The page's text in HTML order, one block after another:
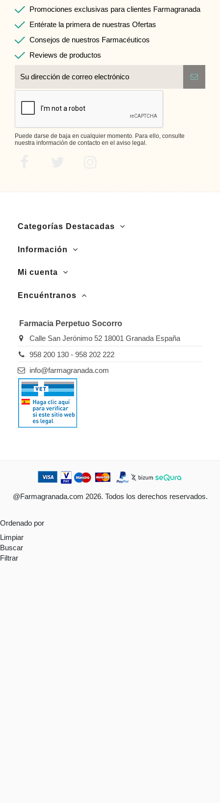
Promociones exclusivas para clientes Farmagranada
Entérate la primera de nuestras Ofertas
Consejos de nuestros Farmacéuticos
Reviews de productos
Puede darse de baja en cualquier momento. Para ello, consulte
nuestra información de contacto en el aviso legal.
Categorías Destacadas
Información
Mi cuenta
Encuéntranos
Farmacia Perpetuo Socorro
Calle San Jerónimo 52 18001 Granada España
958 200 130 - 958 202 222
info@farmagranada.com
@Farmagranada.com 2026. Todos los derechos reservados.
Ordenado por
Limpiar
Buscar
Filtrar